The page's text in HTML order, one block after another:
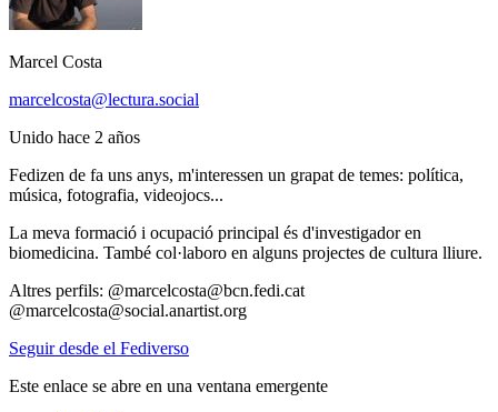
Marcel Costa
marcelcosta@lectura.social
Unido hace 2 años
Fedizen de fa uns anys, m'interessen un grapat de temes: política,
música, fotografia, videojocs...
La meva formació i ocupació principal és d'investigador en
biomedicina. També col·laboro en alguns projectes de cultura lliure.
Altres perfils: @marcelcosta@bcn.fedi.cat
@marcelcosta@social.anartist.org
Seguir desde el Fediverso
Este enlace se abre en una ventana emergente